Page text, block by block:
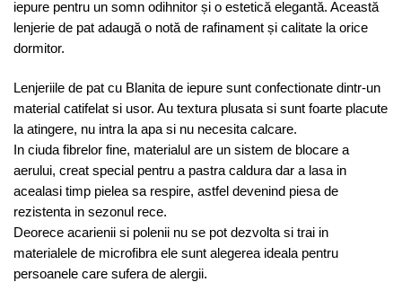
iepure pentru un somn odihnitor și o estetică elegantă. Această
lenjerie de pat adaugă o notă de rafinament și calitate la orice
dormitor.
Lenjeriile de pat cu Blanita de iepure sunt confectionate dintr-un
material catifelat si usor. Au textura plusata si sunt foarte placute
la atingere, nu intra la apa si nu necesita calcare.
In ciuda fibrelor fine, materialul are un sistem de blocare a
aerului, creat special pentru a pastra caldura dar a lasa in
acealasi timp pielea sa respire, astfel devenind piesa de
rezistenta in sezonul rece.
Deorece acarienii si polenii nu se pot dezvolta si trai in
materialele de microfibra ele sunt alegerea ideala pentru
persoanele care sufera de alergii.